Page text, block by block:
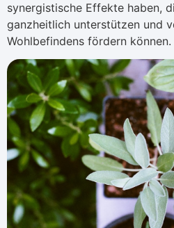
synergistische Effekte haben,
ganzheitlich unterstützen und
Wohlbefindens fördern können.